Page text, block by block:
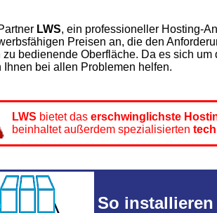
LWS, ein professioneller Hosting-
Preisen an, die den
zu bedienende Oberfläche. Da es sich
Ihnen bei allen Problemen helfen.
LWS bietet das erschwinglichste
beinhaltet außerdem spezialisierten
So installieren